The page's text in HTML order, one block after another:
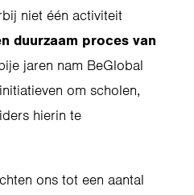
niet één activiteit
duurzaam proces van
jaren nam BeGlobal
om scholen,
hierin te
ons tot een aantal